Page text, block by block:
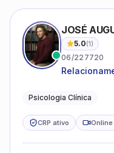
JOSÉ
5.0(1)
06/227720
Psicologia Clínica
CRP ativo Online